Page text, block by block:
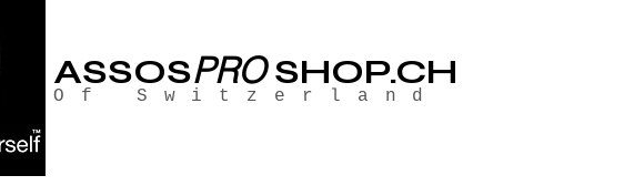
ASSOSPROSHOP.CH
Of Switzerland